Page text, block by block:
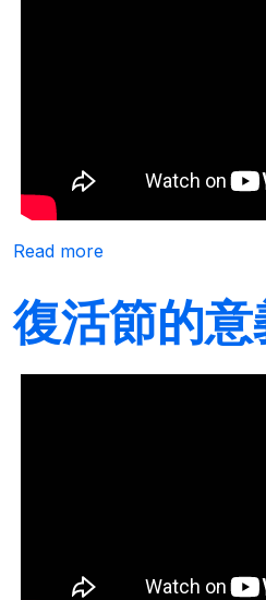
Read more
復活節的意